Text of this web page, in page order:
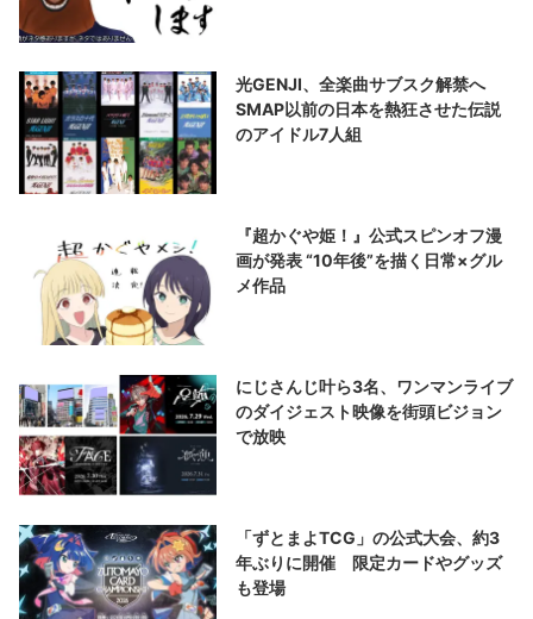
光GENJI、全楽曲サブスク解禁へ
SMAP以前の日本を熱狂させた伝説
のアイドル7人組
『超かぐや姫！』公式スピンオフ漫
画が発表 “10年後”を描く日常×グル
メ作品
にじさんじ叶ら3名、ワンマンライブ
のダイジェスト映像を街頭ビジョン
で放映
「ずとまよTCG」の公式大会、約3
年ぶりに開催 限定カードやグッズ
も登場